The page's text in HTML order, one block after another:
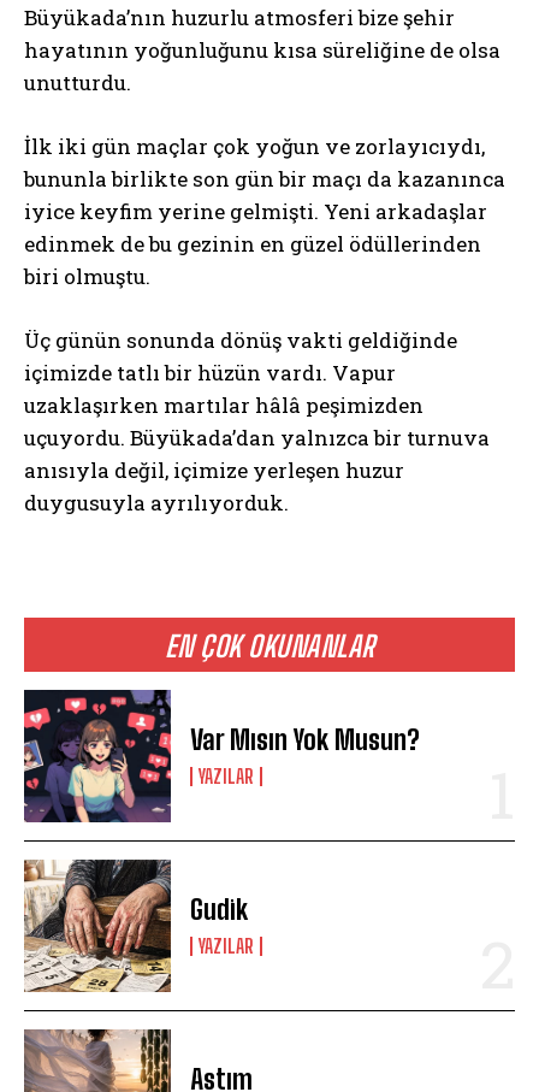
EN ÇOK OKUNANLAR
Var Mısın Yok Musun?
YAZILAR
Gudik
YAZILAR
Astım
Büyükada’nın huzurlu atmosferi bize şehir
hayatının yoğunluğunu kısa süreliğine de olsa
unutturdu.
İlk iki gün maçlar çok yoğun ve zorlayıcıydı,
bununla birlikte son gün bir maçı da kazanınca
iyice keyfim yerine gelmişti. Yeni arkadaşlar
edinmek de bu gezinin en güzel ödüllerinden
biri olmuştu.
Üç günün sonunda dönüş vakti geldiğinde
içimizde tatlı bir hüzün vardı. Vapur
uzaklaşırken martılar hâlâ peşimizden
uçuyordu. Büyükada’dan yalnızca bir turnuva
anısıyla değil, içimize yerleşen huzur
duygusuyla ayrılıyorduk.